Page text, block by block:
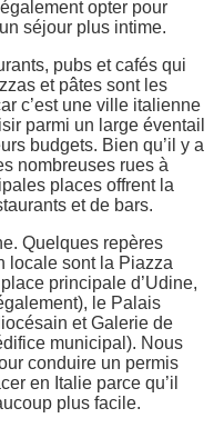
opter pour
séjour plus intime.
pubs et cafés qui
et pâtes sont les
c’est une ville italienne
parmi un large éventail
budgets. Bien qu’il y a
nombreuses rues à
places offrent la
et de bars.
Quelques repères
locale sont la Piazza
principale d’Udine,
le Palais
et Galerie de
municipal). Nous
conduire un permis
en Italie parce qu’il
plus facile.